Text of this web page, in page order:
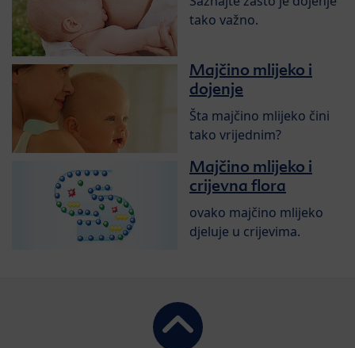
tako važno.
Majčino mlijeko i
dojenje
Šta majčino mlijeko čini
tako vrijednim?
Majčino mlijeko i
crijevna flora
ovako majčino mlijeko
djeluje u crijevima.